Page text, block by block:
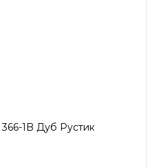
1B Дуб Рустик